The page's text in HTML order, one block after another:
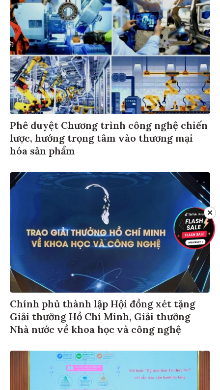
Phê duyệt Chương trình công nghệ chiến
lược, hướng trọng tâm vào thương mại
hóa sản phẩm
Chính phủ thành lập Hội đồng xét tặng
Giải thưởng Hồ Chí Minh, Giải thưởng
Nhà nước về khoa học và công nghệ
✕